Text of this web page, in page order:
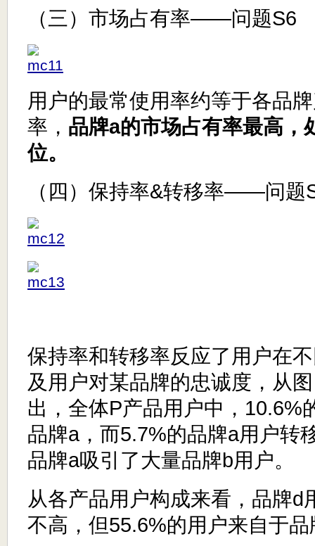
（三）市场占有率——问题S6
用户的最常使用率约等于各品
率， 品牌a的市场占有率最高，
位。
（四）保持率&转移率——问题
保持率和转移率反应了用户在
及用户对某品牌的忠诚度，从
出，全体P产品用户中，10.6%
品牌a，而5.7%的品牌a用户转
品牌a吸引了大量品牌b用户。
从各产品用户构成来看，品牌d
不高，但55.6%的用户来自于